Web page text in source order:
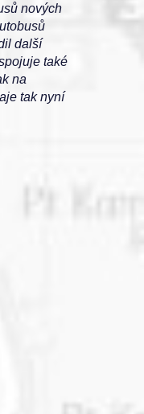
nových
další
také
na
tak nyní